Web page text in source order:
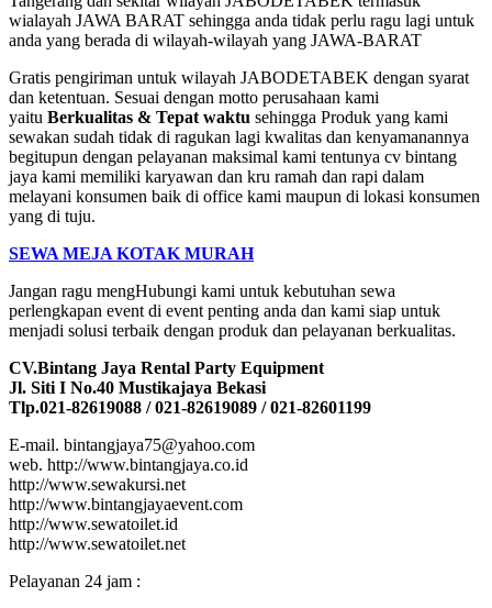
wialayah JAWA BARAT sehingga anda tidak perlu ragu lagi untuk
anda yang berada di wilayah-wilayah yang JAWA-BARAT
Gratis pengiriman untuk wilayah JABODETABEK dengan syarat
dan ketentuan. Sesuai dengan motto perusahaan kami
yaitu Berkualitas & Tepat waktu sehingga Produk yang kami
sewakan sudah tidak di ragukan lagi kwalitas dan kenyamanannya
begitupun dengan pelayanan maksimal kami tentunya cv bintang
jaya kami memiliki karyawan dan kru ramah dan rapi dalam
melayani konsumen baik di office kami maupun di lokasi konsumen
yang di tuju.
SEWA MEJA KOTAK MURAH
Jangan ragu mengHubungi kami untuk kebutuhan sewa
perlengkapan event di event penting anda dan kami siap untuk
menjadi solusi terbaik dengan produk dan pelayanan berkualitas.
CV.Bintang Jaya Rental Party Equipment
Jl. Siti I No.40 Mustikajaya Bekasi
Tlp.021-82619088 / 021-82619089 / 021-82601199
E-mail. bintangjaya75@yahoo.com
web. http://www.bintangjaya.co.id
http://www.sewakursi.net
http://www.bintangjayaevent.com
http://www.sewatoilet.id
http://www.sewatoilet.net
Pelayanan 24 jam :